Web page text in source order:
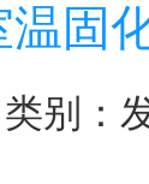
温固
类别：